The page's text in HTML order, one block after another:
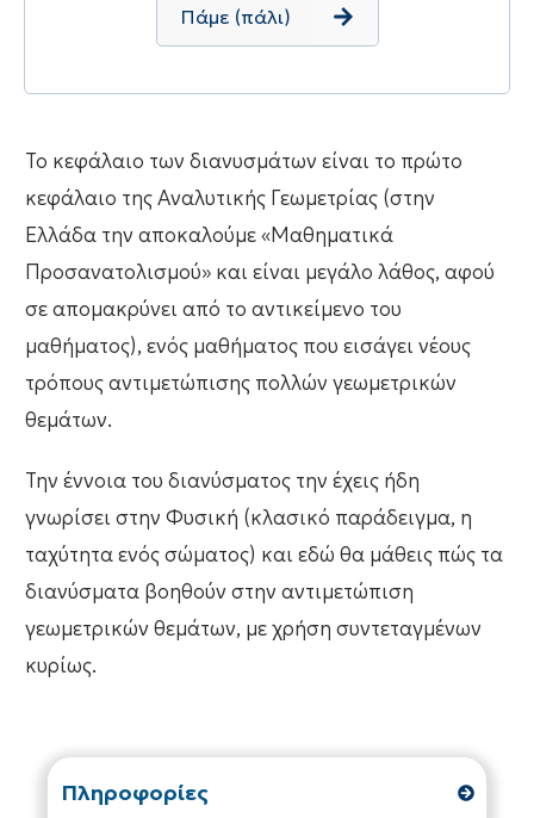
Πάμε (πάλι)
Το κεφάλαιο των διανυσμάτων είναι το πρώτο
κεφάλαιο της Αναλυτικής Γεωμετρίας (στην
Ελλάδα την αποκαλούμε «Μαθηματικά
Προσανατολισμού» και είναι μεγάλο λάθος, αφού
σε απομακρύνει από το αντικείμενο του
μαθήματος), ενός μαθήματος που εισάγει νέους
τρόπους αντιμετώπισης πολλών γεωμετρικών
θεμάτων.
Την έννοια του διανύσματος την έχεις ήδη
γνωρίσει στην Φυσική (κλασικό παράδειγμα, η
ταχύτητα ενός σώματος) και εδώ θα μάθεις πώς τα
διανύσματα βοηθούν στην αντιμετώπιση
γεωμετρικών θεμάτων, με χρήση συντεταγμένων
κυρίως.
Πληροφορίες